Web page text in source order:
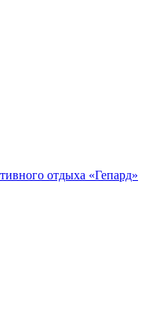
отдыха «Гепард»